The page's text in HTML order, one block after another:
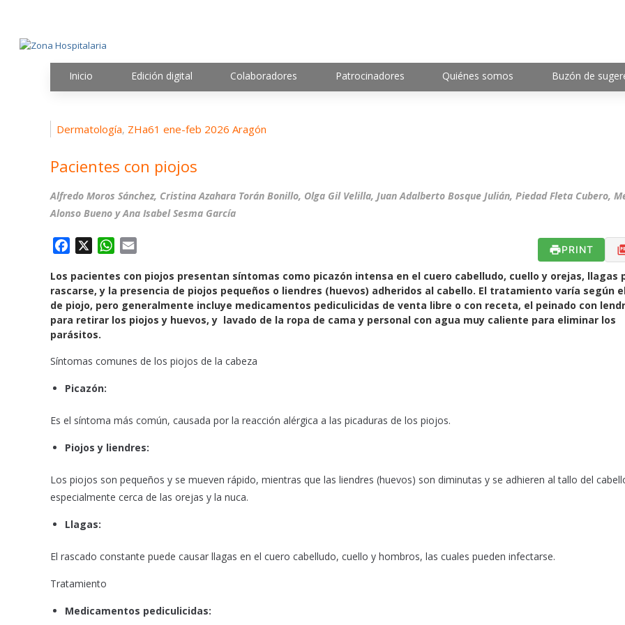
Inicio Edición digital Colaboradores Patrocinadores Quiénes somos Buzón de
Dermatología, ZHa61 ene-feb 2026 Aragón
Pacientes con piojos
Alfredo Moros Sánchez, Cristina Azahara Torán Bonillo, Olga Gil Velilla, Juan Adalberto Bosque Julián, Piedad Fleta Cubero,
Alonso Bueno y Ana Isabel Sesma García
c
e
b
o
k
W
a
t
s
p
a
i
l
PRINT
Los pacientes con piojos presentan síntomas como picazón intensa en el cuero cabelludo, cuello y orejas, llagas
rascarse, y la presencia de piojos pequeños o liendres (huevos) adheridos al cabello. El tratamiento varía según
de piojo, pero generalmente incluye medicamentos pediculicidas de venta libre o con receta, el peinado con
para retirar los piojos y huevos, y lavado de la ropa de cama y personal con agua muy caliente para eliminar los
parásitos.
Síntomas comunes de los piojos de la cabeza
Picazón:
Es el síntoma más común, causada por la reacción alérgica a las picaduras de los piojos.
Piojos y liendres:
Los piojos son pequeños y se mueven rápido, mientras que las liendres (huevos) son diminutas y se adhieren al tallo del
especialmente cerca de las orejas y la nuca.
Llagas:
El rascado constante puede causar llagas en el cuero cabelludo, cuello y hombros, las cuales pueden infectarse.
Tratamiento
Medicamentos pediculicidas: